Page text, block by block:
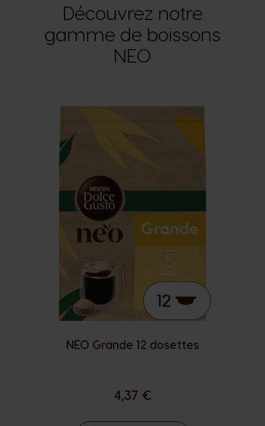
Découvrez notre
gamme de boissons
NEO
NEO Grande 12 dosettes
4,37 €